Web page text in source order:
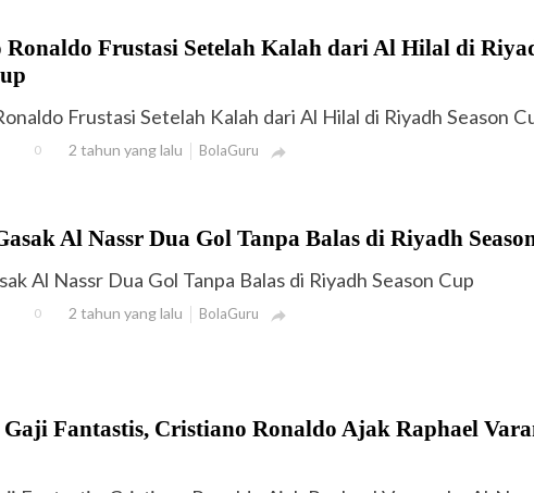
Ronaldo Frustasi Setelah Kalah dari Al Hilal di
Frustasi Setelah Kalah dari Al Hilal di Riyadh Season
0 2 tahun yang lalu BolaGuru 
Al Nassr Dua Gol Tanpa Balas di Riyadh
Al Nassr Dua Gol Tanpa Balas di Riyadh Season Cup
0 2 tahun yang lalu BolaGuru 
Fantastis, Cristiano Ronaldo Ajak Raphael